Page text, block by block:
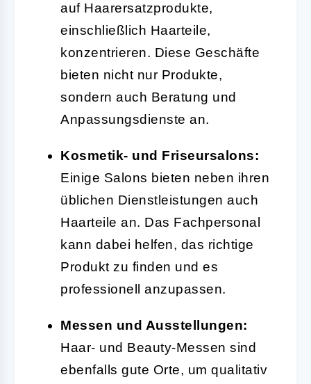
auf Haarersatzprodukte,
einschließlich Haarteile,
konzentrieren. Diese Geschäfte
bieten nicht nur Produkte,
sondern auch Beratung und
Anpassungsdienste an.
Kosmetik- und Friseursalons:
Einige Salons bieten neben ihren
üblichen Dienstleistungen auch
Haarteile an. Das Fachpersonal
kann dabei helfen, das richtige
Produkt zu finden und es
professionell anzupassen.
Messen und Ausstellungen:
Haar- und Beauty-Messen sind
ebenfalls gute Orte, um qualitativ